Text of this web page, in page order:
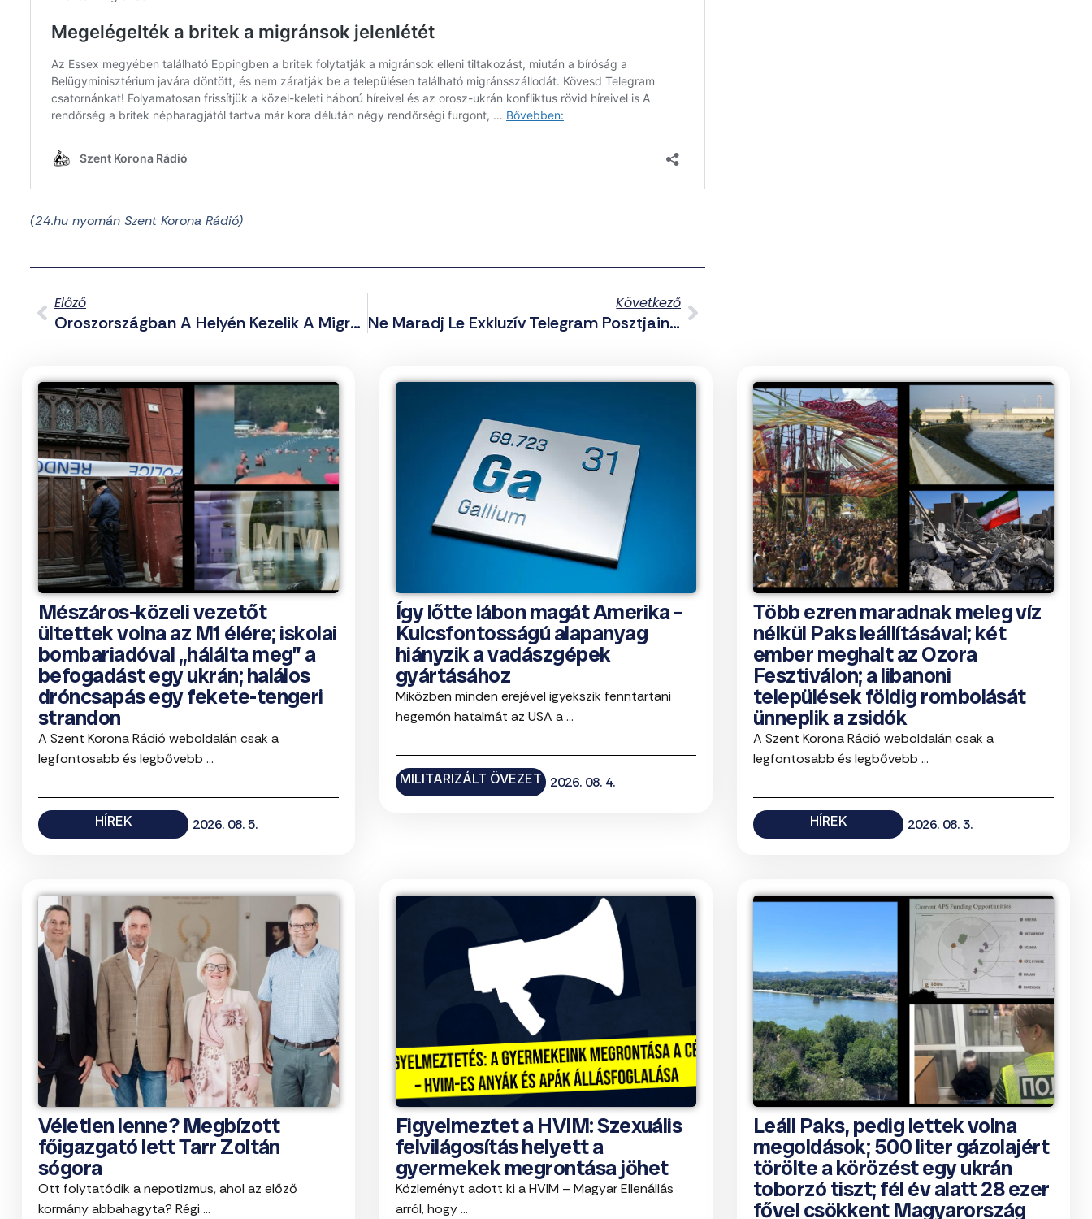
(24.hu nyomán Szent Korona Rádió)
Előző
Oroszországban A Helyén Kezelik A Migránsokat
Következő
Ne Maradj Le Exkluzív Telegram Posztjainkról Sem! – Összefoglaló A Csatornáról Háborús Hírekkel (2025.09.26.)
Mészáros-közeli vezetőt
ültettek volna az M1 élére; iskolai
bombariadóval „hálálta meg” a
befogadást egy ukrán; halálos
dróncsapás egy fekete-tengeri
strandon
A Szent Korona Rádió weboldalán csak a
legfontosabb és legbővebb ...
HÍREK 2026. 08. 5.
Így lőtte lábon magát Amerika –
Kulcsfontosságú alapanyag
hiányzik a vadászgépek
gyártásához
Miközben minden erejével igyekszik fenntartani
hegemón hatalmát az USA a ...
MILITARIZÁLT ÖVEZET 2026. 08. 4.
Több ezren maradnak meleg víz
nélkül Paks leállításával; két
ember meghalt az Ozora
Fesztiválon; a libanoni
települések földig rombolását
ünneplik a zsidók
A Szent Korona Rádió weboldalán csak a
legfontosabb és legbővebb ...
HÍREK 2026. 08. 3.
Véletlen lenne? Megbízott
főigazgató lett Tarr Zoltán
sógora
Ott folytatódik a nepotizmus, ahol az előző
kormány abbahagyta? Régi ...
Figyelmeztet a HVIM: Szexuális
felvilágosítás helyett a
gyermekek megrontása jöhet
Közleményt adott ki a HVIM – Magyar Ellenállás
arról, hogy ...
Leáll Paks, pedig lettek volna
megoldások; 500 liter gázolajért
törölte a körözést egy ukrán
toborzó tiszt; fél év alatt 28 ezer
fővel csökkent Magyarország